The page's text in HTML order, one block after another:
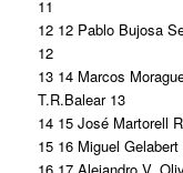
11
12 12 Pablo Bujosa
12
13 14 Marcos
T.R.Balear 13
14 15 José Martorell
15 16 Miguel
16 17 Alejandro V.